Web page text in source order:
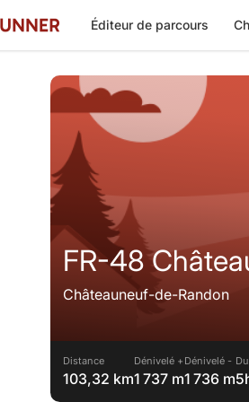
Éditeur de parcours
FR-48
Châteauneuf-de-Randon
Distance
103,32 km
Dénivelé +
1 737 m
Dénivelé -
1 736 m